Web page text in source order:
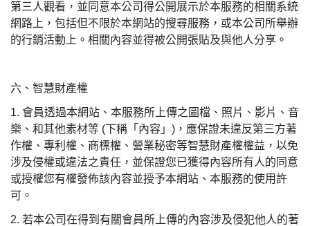
第三人觀看，並同意本公司得公開展示於本服務的相關系統
網路上，包括但不限於本網站的搜尋服務，或本公司所舉辦
的行銷活動上。相關內容並得被公開張貼及與他人分享。
六、智慧財產權
1. 會員透過本網站、本服務所上傳之圖檔、照片、影片、音
樂、和其他素材等 (下稱「內容」 ) ，應保證未違反第三方著
作權、專利權、商標權、營業秘密等智慧財產權權益，以免
涉及侵權或違法之責任，並保證您已獲得內容所有人的同意
或授權您有權發佈該內容並授予本網站、本服務的使用許
可。
2. 若本公司在得到有關會員所上傳的內容涉及侵犯他人的著